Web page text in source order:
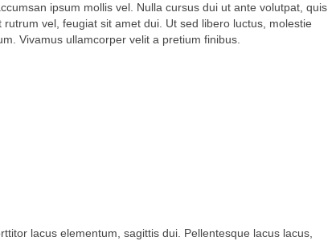
ipsum mollis vel. Nulla cursus dui ut ante volutpat, quis
vel, feugiat sit amet dui. Ut sed libero luctus, molestie
Vivamus ullamcorper velit a pretium finibus.
lacus elementum, sagittis dui. Pellentesque lacus lacus,